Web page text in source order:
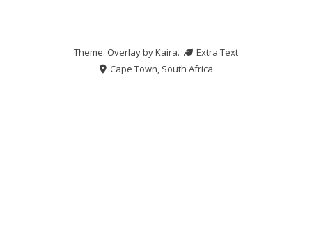
Theme: Overlay byKaira.
Extra Text
Cape Town, South Africa